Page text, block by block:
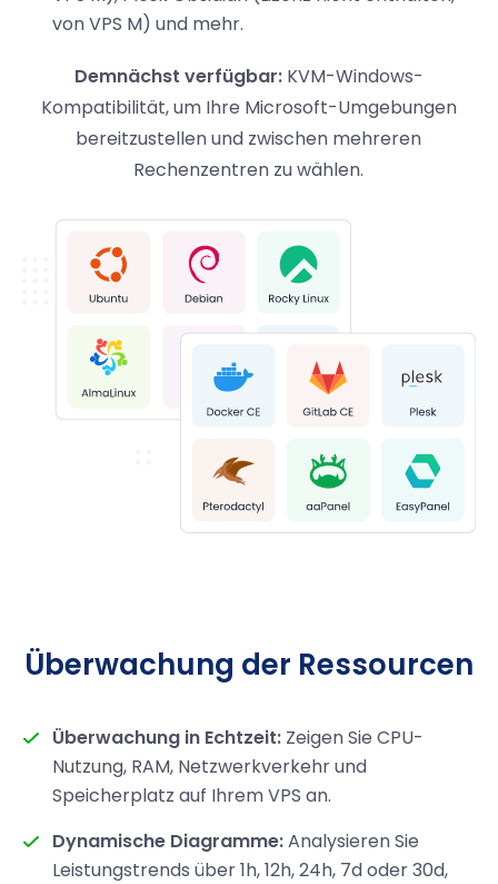
von VPS M) und mehr.
Demnächst verfügbar:KVM-Windows-
Kompatibilität, um Ihre Microsoft-Umgebungen
bereitzustellen und zwischen mehreren
Rechenzentren zu wählen.
Überwachung der Ressourcen
Überwachung in Echtzeit: Zeigen Sie CPU-
Nutzung, RAM, Netzwerkverkehr und
Speicherplatz auf Ihrem VPS an.
Dynamische Diagramme:Analysieren Sie
Leistungstrends über 1h, 12h, 24h, 7d oder 30d,